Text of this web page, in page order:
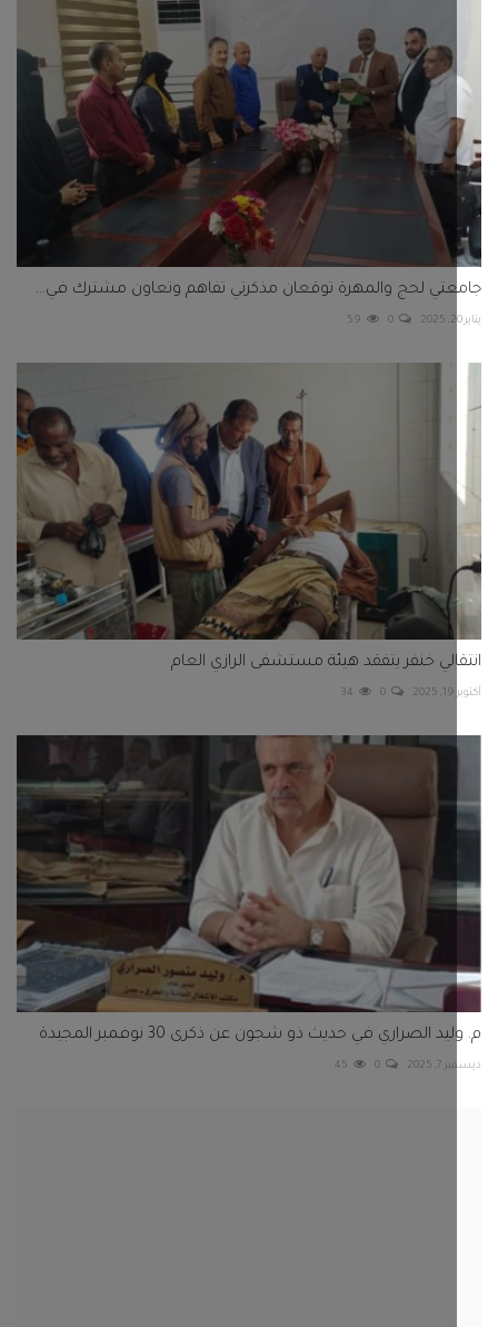
لحج والمهرة توقعان مذكرتي تفاهم وتعاون مشترك في...
0
59
خنفر يتفقد هيئة مستشفى الرازي العام
0
34
الصراري في حديث ذو شجون عن ذكرى 30 نوفمبر المجيدة
0
45